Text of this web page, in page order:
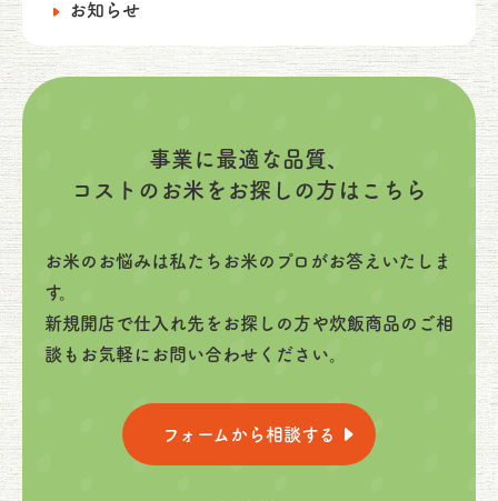
お知らせ
事業に最適な品質、
コストのお米をお探しの方はこちら
お米のお悩みは私たちお米のプロがお答えいたしま
す。
新規開店で仕入れ先をお探しの方や炊飯商品のご相
談もお気軽にお問い合わせください。
フォームから相談する